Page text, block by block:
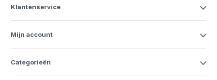
Klantenservice
Mijn account
Categorieën